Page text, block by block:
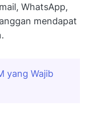
WhatsApp,
mendapat
yang Wajib